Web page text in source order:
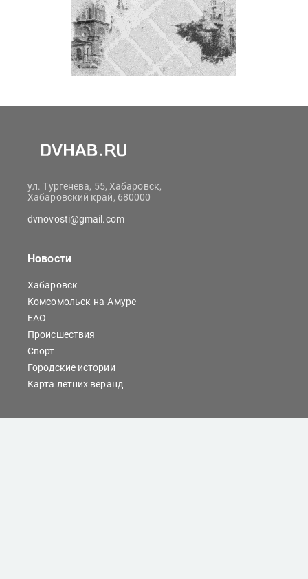
ул. Тургенева, 55, Хабаровск,
Хабаровский край, 680000
dvnovosti@gmail.com
Новости
Хабаровск
Комсомольск-на-Амуре
ЕАО
Происшествия
Спорт
Городские истории
Карта летних веранд